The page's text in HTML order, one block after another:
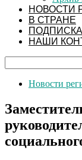
НОВОСТИ
В СТРАНЕ
ПОДПИСКА
НАШИ
Новости